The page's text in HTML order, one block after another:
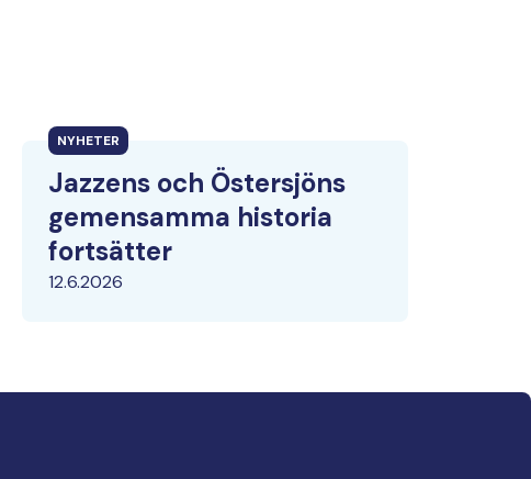
NYHETER
Jazzens och Östersjöns
gemensamma historia
fortsätter
12.6.2026